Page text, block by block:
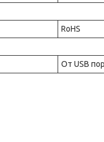
RoHS
От USB